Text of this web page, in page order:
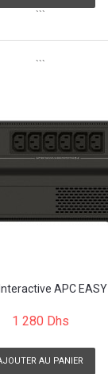
```
```
APC EASY
1 280 Dhs
AU PANIER